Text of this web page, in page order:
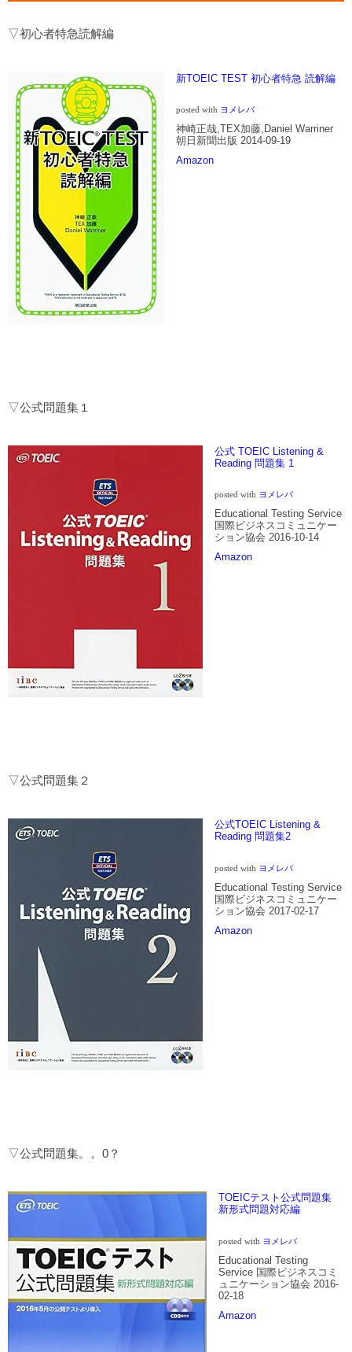
▽初心者特急読解編
新TOEIC TEST 初心者特急 読解編
posted with ヨメレバ
神崎正哉,TEX加藤,Daniel Warriner
朝日新聞出版 2014-09-19
Amazon
▽公式問題集１
公式 TOEIC Listening &
Reading 問題集 1
posted with ヨメレバ
Educational Testing Service
国際ビジネスコミュニケー
ション協会 2016-10-14
Amazon
▽公式問題集２
公式TOEIC Listening &
Reading 問題集2
posted with ヨメレバ
Educational Testing Service
国際ビジネスコミュニケー
ション協会 2017-02-17
Amazon
▽公式問題集。。0？
TOEICテスト公式問題集
新形式問題対応編
posted with ヨメレバ
Educational Testing
Service 国際ビジネスコミ
ュニケーション協会 2016-
02-18
Amazon